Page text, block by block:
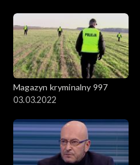
Magazyn kryminalny 997
03.03.2022